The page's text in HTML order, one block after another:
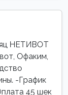
НЕТИВОТ
Офаким,
-График
45 шек